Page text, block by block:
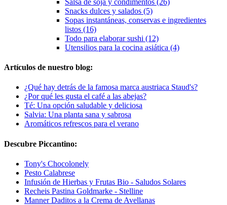
Snacks dulces y salados (5)
Sopas instantáneas, conservas e ingredientes
listos (16)
Todo para elaborar sushi (12)
Utensilios para la cocina asiática (4)
Artículos de nuestro blog:
¿Qué hay detrás de la famosa marca austriaca Staud's?
¿Por qué les gusta el café a las abejas?
Té: Una opción saludable y deliciosa
Salvia: Una planta sana y sabrosa
Aromáticos refrescos para el verano
Descubre Piccantino:
Tony's Chocolonely
Pesto Calabrese
Infusión de Hierbas y Frutas Bio - Saludos Solares
Recheis Pastina Goldmarke - Stelline
Manner Daditos a la Crema de Avellanas